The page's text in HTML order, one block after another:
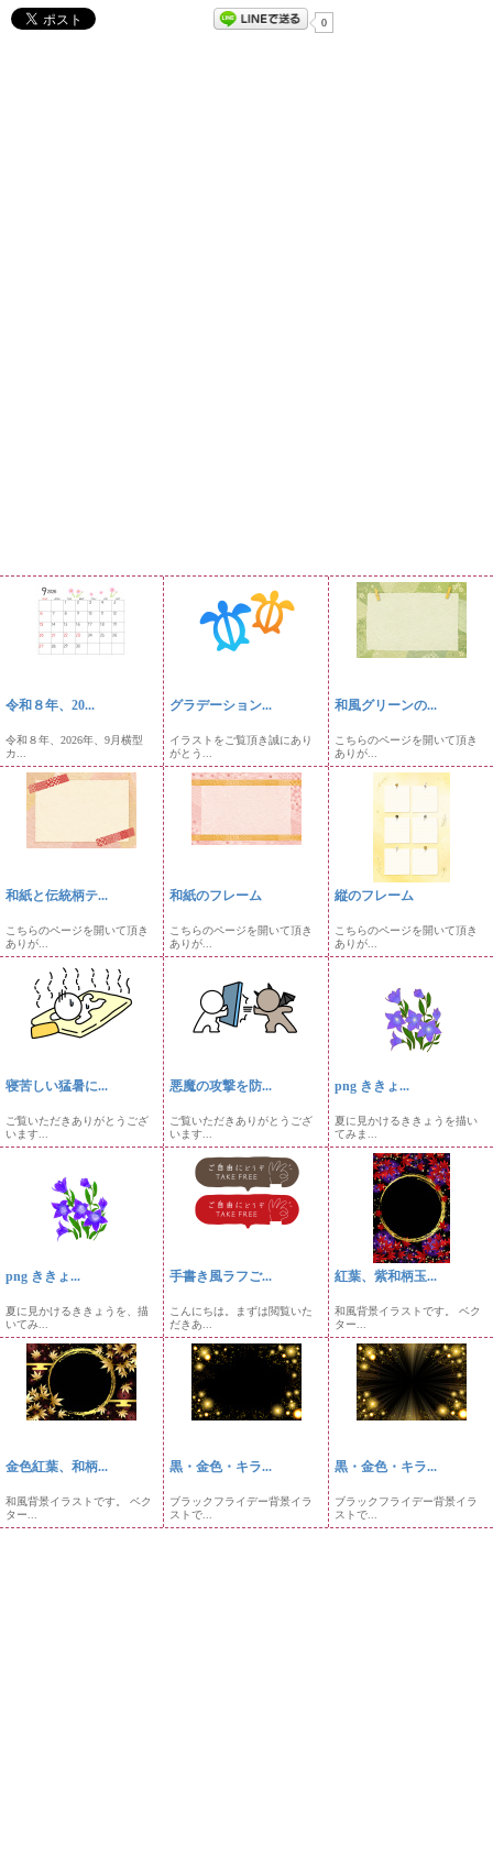
0
令和８年、20...
令和８年、2026年、9月横型
カ...
グラデーション...
イラストをご覧頂き誠にあり
がとう...
和風グリーンの...
こちらのページを開いて頂き
ありが...
和紙と伝統柄テ...
こちらのページを開いて頂き
ありが...
和紙のフレーム
こちらのページを開いて頂き
ありが...
縦のフレーム
こちらのページを開いて頂き
ありが...
寝苦しい猛暑に...
ご覧いただきありがとうござ
います...
悪魔の攻撃を防...
ご覧いただきありがとうござ
います...
png ききょ...
夏に見かけるききょうを描い
てみま...
png ききょ...
夏に見かけるききょうを、描
いてみ...
手書き風ラフご...
こんにちは。まずは閲覧いた
だきあ...
紅葉、紫和柄玉...
和風背景イラストです。 ベク
ター...
金色紅葉、和柄...
和風背景イラストです。 ベク
ター...
黒・金色・キラ...
ブラックフライデー背景イラ
ストで...
黒・金色・キラ...
ブラックフライデー背景イラ
ストで...